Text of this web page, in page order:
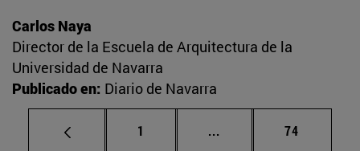
Carlos Naya
Director de la Escuela de Arquitectura de la
Universidad de Navarra
Publicado en: Diario de Navarra
Página
1 ... Páginas intermedias
Página
74